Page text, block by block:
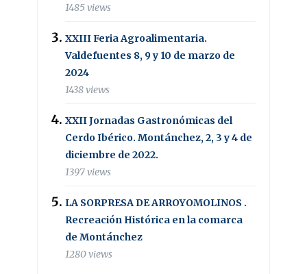
1485 views
XXIII Feria Agroalimentaria.
Valdefuentes 8, 9 y 10 de marzo de
2024
1438 views
XXII Jornadas Gastronómicas del
Cerdo Ibérico. Montánchez, 2, 3 y 4 de
diciembre de 2022.
1397 views
LA SORPRESA DE ARROYOMOLINOS .
Recreación Histórica en la comarca
de Montánchez
1280 views